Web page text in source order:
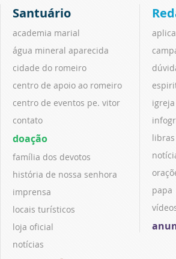
Santuário
academia marial
água mineral aparecida
cidade do romeiro
centro de apoio ao romeiro
centro de eventos pe. vitor
contato
doação
família dos devotos
história de nossa senhora
imprensa
locais turísticos
loja oficial
notícias
igreja
libras
papa